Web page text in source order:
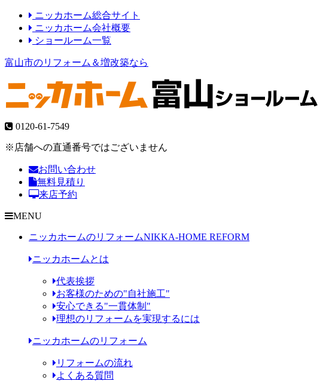
ニッカホーム総合サイト
ニッカホーム会社概要
ショールーム一覧
富山市のリフォーム＆増改築なら
0120-61-7549
※店舗への直通番号ではございません
お問い合わせ
無料見積り
来店予約
MENU
ニッカホームのリフォームNIKKA-HOME REFORM
ニッカホームとは
代表挨拶
お客様のための"自社施工"
安心できる"一貫体制"
理想のリフォームを実現するには
ニッカホームのリフォーム
リフォームの流れ
よくある質問